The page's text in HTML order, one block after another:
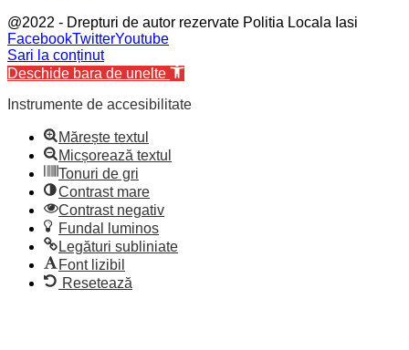
@2022 - Drepturi de autor rezervate Politia Locala Iasi
FacebookTwitterYoutube
Sari la conținut
Deschide bara de unelte
Instrumente de accesibilitate
Mărește textul
Micșorează textul
Tonuri de gri
Contrast mare
Contrast negativ
Fundal luminos
Legături subliniate
Font lizibil
Resetează